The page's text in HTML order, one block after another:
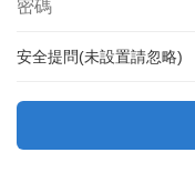
安全提問(未設置請忽略)